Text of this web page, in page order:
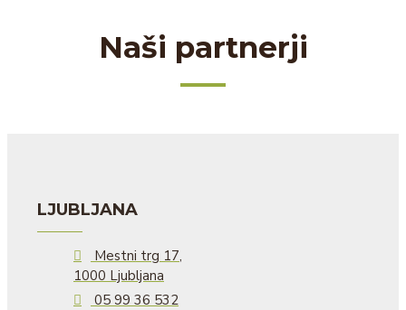
Naši partnerji
LJUBLJANA
Mestni trg 17,
1000 Ljubljana
05 99 36 532